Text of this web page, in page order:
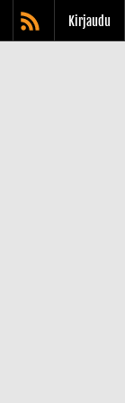
Kirjaudu